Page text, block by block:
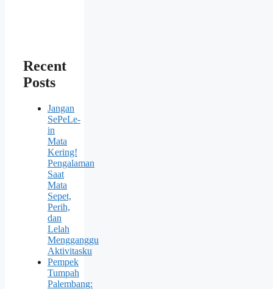
Recent
Posts
Jangan
SePeLe-
in
Mata
Kering!
Pengalaman
Saat
Mata
Sepet,
Perih,
dan
Lelah
Mengganggu
Aktivitasku
Pempek
Tumpah
Palembang: